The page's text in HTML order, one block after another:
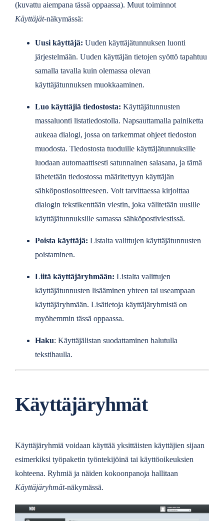
(kuvattu aiempana tässä oppaassa). Muut toiminnot
Käyttäjät-näkymässä:
Uusi käyttäjä: Uuden käyttäjätunnuksen luonti
järjestelmään. Uuden käyttäjän tietojen syöttö tapahtuu
samalla tavalla kuin olemassa olevan
käyttäjätunnuksen muokkaaminen.
Luo käyttäjiä tiedostosta: Käyttäjätunnusten
massaluonti listatiedostolla. Napsauttamalla painiketta
aukeaa dialogi, jossa on tarkemmat ohjeet tiedoston
muodosta. Tiedostosta tuoduille käyttäjätunnuksille
luodaan automaattisesti satunnainen salasana, ja tämä
lähetetään tiedostossa määritettyyn käyttäjän
sähköpostiosoitteeseen. Voit tarvittaessa kirjoittaa
dialogin tekstikenttään viestin, joka välitetään uusille
käyttäjätunnuksille samassa sähköpostiviestissä.
Poista käyttäjä: Listalta valittujen käyttäjätunnusten
poistaminen.
Liitä käyttäjäryhmään: Listalta valittujen
käyttäjätunnusten lisääminen yhteen tai useampaan
käyttäjäryhmään. Lisätietoja käyttäjäryhmistä on
myöhemmin tässä oppaassa.
Haku: Käyttäjälistan suodattaminen halutulla
tekstihaulla.
Käyttäjäryhmät
Käyttäjäryhmiä voidaan käyttää yksittäisten käyttäjien sijaan
esimerkiksi työpaketin työntekijöinä tai käyttöoikeuksien
kohteena. Ryhmiä ja näiden kokoonpanoja hallitaan
Käyttäjäryhmät-näkymässä.